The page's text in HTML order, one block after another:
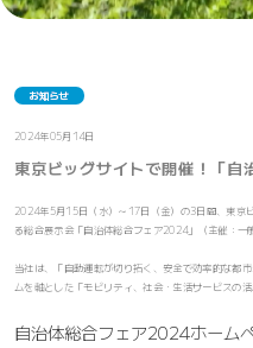
お知らせ
2024年05月14日
東京ビッグサイトで開催！「
2024年5月15日（水）～17日（金）の3日間、東京
る総合展示会「自治体総合フェア2024」（主催：一
当社は、「自動運転が切り拓く、安全で効率的な都
ムを軸とした「モビリティ、社会・生活サービスの
自治体総合フェア2024ホーム